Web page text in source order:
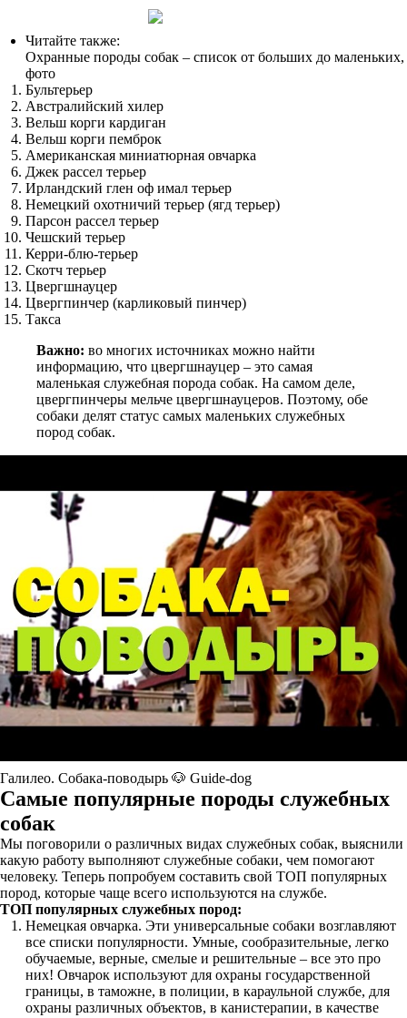
Читайте также:
Охранные породы собак – список от больших до маленьких,
фото
Бультерьер
Австралийский хилер
Вельш корги кардиган
Вельш корги пемброк
Американская миниатюрная овчарка
Джек рассел терьер
Ирландский глен оф имал терьер
Немецкий охотничий терьер (ягд терьер)
Парсон рассел терьер
Чешский терьер
Керри-блю-терьер
Скотч терьер
Цвергшнауцер
Цвергпинчер (карликовый пинчер)
Такса
Важно: во многих источниках можно найти
информацию, что цвергшнауцер – это самая
маленькая служебная порода собак. На самом деле,
цвергпинчеры мельче цвергшнауцеров. Поэтому, обе
собаки делят статус самых маленьких служебных
пород собак.
Галилео. Собака-поводырь 🐶 Guide-dog
Самые популярные породы служебных
собак
Мы поговорили о различных видах служебных собак, выяснили
какую работу выполняют служебные собаки, чем помогают
человеку. Теперь попробуем составить свой ТОП популярных
пород, которые чаще всего используются на службе.
ТОП популярных служебных пород:
Немецкая овчарка. Эти универсальные собаки возглавляют
все списки популярности. Умные, сообразительные, легко
обучаемые, верные, смелые и решительные – все это про
них! Овчарок используют для охраны государственной
границы, в таможне, в полиции, в караульной службе, для
охраны различных объектов, в канистерапии, в качестве